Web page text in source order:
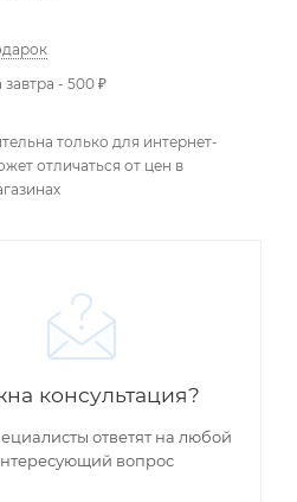
завтра - 500 ₽
только для интернет-
отличаться от цен в
консультация?
ответят на любой
вопрос